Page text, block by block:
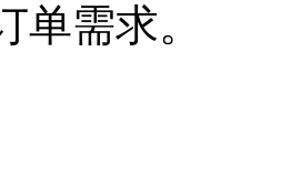
单需求。